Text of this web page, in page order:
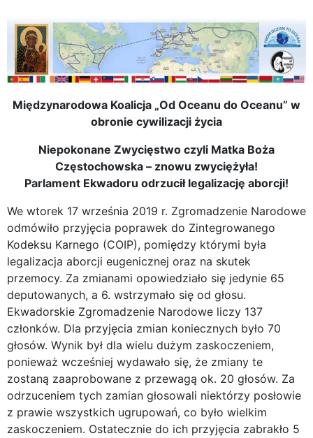
Międzynarodowa Koalicja „Od Oceanu do Oceanu” w
obronie cywilizacji życia
Niepokonane Zwycięstwo czyli Matka Boża
Częstochowska – znowu zwyciężyła!
Parlament Ekwadoru odrzucił legalizację aborcji!
We wtorek 17 września 2019 r. Zgromadzenie Narodowe
odmówiło przyjęcia poprawek do Zintegrowanego
Kodeksu Karnego (COIP), pomiędzy którymi była
legalizacja aborcji eugenicznej oraz na skutek
przemocy. Za zmianami opowiedziało się jedynie 65
deputowanych, a 6. wstrzymało się od głosu.
Ekwadorskie Zgromadzenie Narodowe liczy 137
członków. Dla przyjęcia zmian koniecznych było 70
głosów. Wynik był dla wielu dużym zaskoczeniem,
ponieważ wcześniej wydawało się, że zmiany te
zostaną zaaprobowane z przewagą ok. 20 głosów. Za
odrzuceniem tych zamian głosowali niektórzy posłowie
z prawie wszystkich ugrupowań, co było wielkim
zaskoczeniem. Ostatecznie do ich przyjęcia zabrakło 5